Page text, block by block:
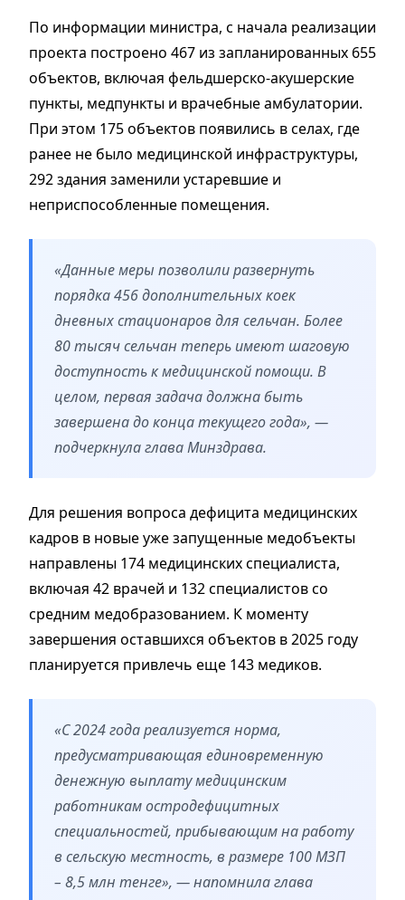
По информации министра, с начала реализации
проекта построено 467 из запланированных 655
объектов, включая фельдшерско-акушерские
пункты, медпункты и врачебные амбулатории.
При этом 175 объектов появились в селах, где
ранее не было медицинской инфраструктуры,
292 здания заменили устаревшие и
неприспособленные помещения.
«Данные меры позволили развернуть
порядка 456 дополнительных коек
дневных стационаров для сельчан. Более
80 тысяч сельчан теперь имеют шаговую
доступность к медицинской помощи. В
целом, первая задача должна быть
завершена до конца текущего года», —
подчеркнула глава Минздрава.
Для решения вопроса дефицита медицинских
кадров в новые уже запущенные медобъекты
направлены 174 медицинских специалиста,
включая 42 врачей и 132 специалистов со
средним медобразованием. К моменту
завершения оставшихся объектов в 2025 году
планируется привлечь еще 143 медиков.
«С 2024 года реализуется норма,
предусматривающая единовременную
денежную выплату медицинским
работникам остродефицитных
специальностей, прибывающим на работу
в сельскую местность, в размере 100 МЗП
– 8,5 млн тенге», — напомнила глава